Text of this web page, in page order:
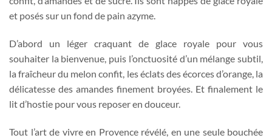
et posés sur un fond de pain azyme.
D’abord un léger craquant de glace royale pour vous
souhaiter la bienvenue, puis l’onctuosité d’un mélange subtil,
la fraîcheur du melon confit, les éclats des écorces d’orange, la
délicatesse des amandes finement broyées. Et finalement le
lit d’hostie pour vous reposer en douceur.
Tout l’art de vivre en Provence révélé, en une seule bouchée